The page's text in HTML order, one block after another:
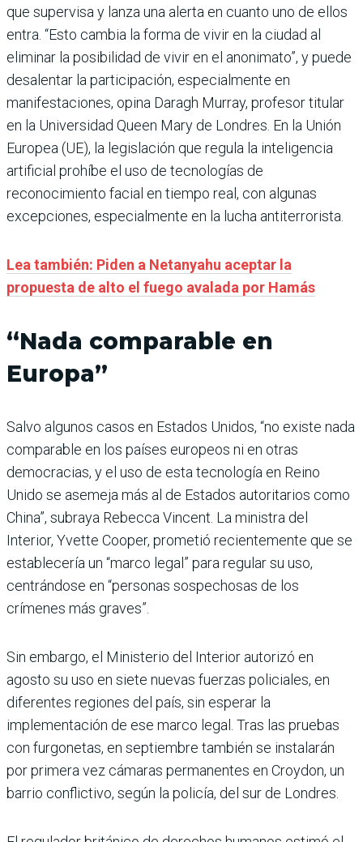
que supervisa y lanza una alerta en cuanto uno de ellos
entra. “Esto cambia la forma de vivir en la ciudad al
eliminar la posibilidad de vivir en el anonimato”, y puede
desalentar la participación, especialmente en
manifestaciones, opina Daragh Murray, profesor titular
en la Universidad Queen Mary de Londres. En la Unión
Europea (UE), la legislación que regula la inteligencia
artificial prohíbe el uso de tecnologías de
reconocimiento facial en tiempo real, con algunas
excepciones, especialmente en la lucha antiterrorista.
Lea también: Piden a Netanyahu aceptar la
propuesta de alto el fuego avalada por Hamás
“Nada comparable en
Europa”
Salvo algunos casos en Estados Unidos, “no existe nada
comparable en los países europeos ni en otras
democracias, y el uso de esta tecnología en Reino
Unido se asemeja más al de Estados autoritarios como
China”, subraya Rebecca Vincent. La ministra del
Interior, Yvette Cooper, prometió recientemente que se
establecería un “marco legal” para regular su uso,
centrándose en “personas sospechosas de los
crímenes más graves”.
Sin embargo, el Ministerio del Interior autorizó en
agosto su uso en siete nuevas fuerzas policiales, en
diferentes regiones del país, sin esperar la
implementación de ese marco legal. Tras las pruebas
con furgonetas, en septiembre también se instalarán
por primera vez cámaras permanentes en Croydon, un
barrio conflictivo, según la policía, del sur de Londres.